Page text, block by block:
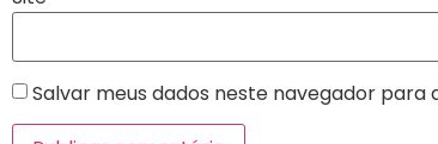
Salvar meus dados neste navegador para